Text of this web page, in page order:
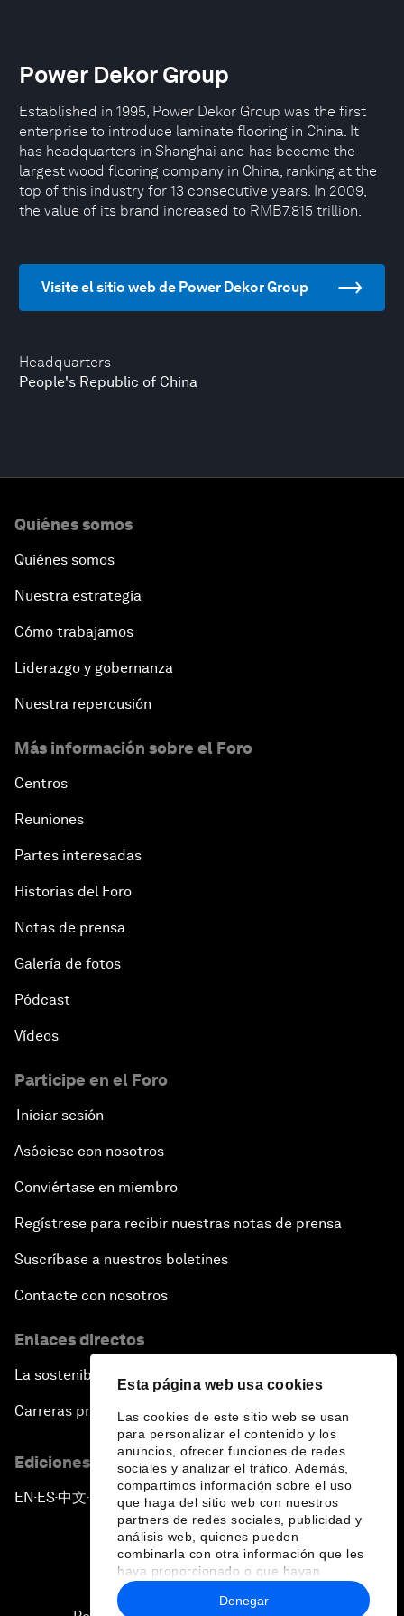
Esta página web usa cookies
Las cookies de este sitio web se usan
para personalizar el contenido y los
anuncios, ofrecer funciones de redes
sociales y analizar el tráfico. Además,
compartimos información sobre el uso
que haga del sitio web con nuestros
partners de redes sociales, publicidad y
análisis web, quienes pueden
combinarla con otra información que les
haya proporcionado o que hayan
recopilado a partir del uso que haya
hecho de sus servicios.
Denegar
Headquarters
People's Republic of China
Power Dekor Group
Established in 1995, Power Dekor Group was the first
enterprise to introduce laminate flooring in China. It
has headquarters in Shanghai and has become the
largest wood flooring company in China, ranking at the
top of this industry for 13 consecutive years. In 2009,
the value of its brand increased to RMB7.815 trillion.
Visite el sitio web de Power Dekor Group
Quiénes somos
Quiénes somos
Nuestra estrategia
Cómo trabajamos
Liderazgo y gobernanza
Nuestra repercusión
Más información sobre el Foro
Centros
Reuniones
Partes interesadas
Historias del Foro
Notas de prensa
Galería de fotos
Pódcast
Vídeos
Participe en el Foro
Iniciar sesión
Asóciese con nosotros
Conviértase en miembro
Regístrese para recibir nuestras notas de prensa
Suscríbase a nuestros boletines
Contacte con nosotros
Enlaces directos
La sostenibilidad en el Foro
Carreras profesionales
Ediciones en otros idiomas
EN ▪ES▪中文▪ 日本語